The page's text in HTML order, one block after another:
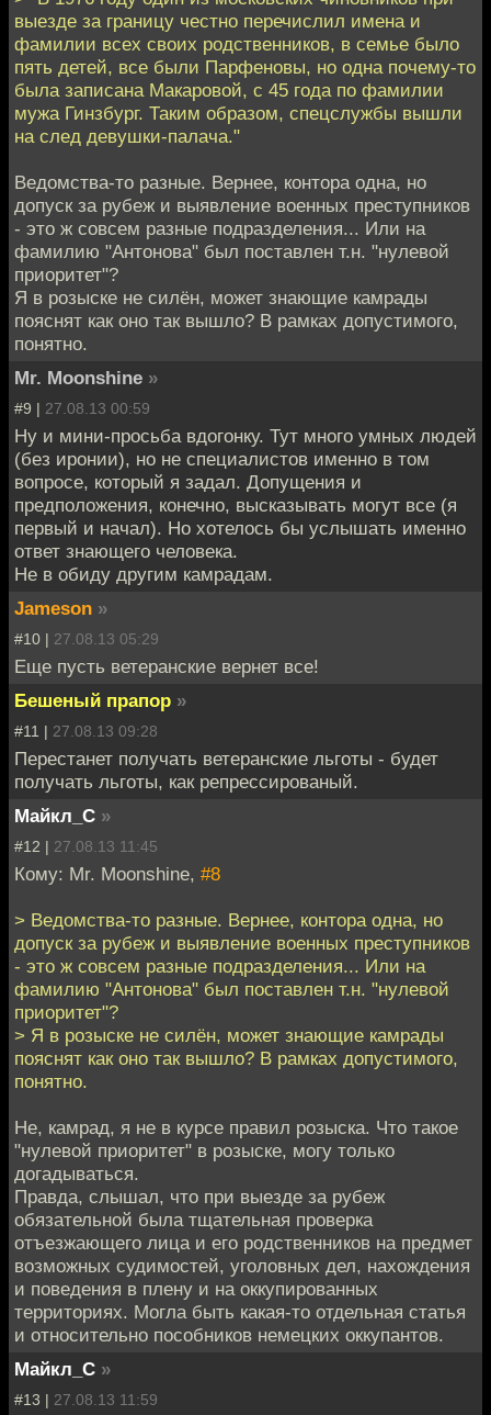
выезде за границу честно перечислил имена и
фамилии всех своих родственников, в семье было
пять детей, все были Парфеновы, но одна почему-то
была записана Макаровой, с 45 года по фамилии
мужа Гинзбург. Таким образом, спецслужбы вышли
на след девушки-палача."
Ведомства-то разные. Вернее, контора одна, но
допуск за рубеж и выявление военных преступников
- это ж совсем разные подразделения... Или на
фамилию "Антонова" был поставлен т.н. "нулевой
приоритет"?
Я в розыске не силён, может знающие камрады
пояснят как оно так вышло? В рамках допустимого,
понятно.
Mr. Moonshine »
#9 | 27.08.13 00:59
Ну и мини-просьба вдогонку. Тут много умных людей
(без иронии), но не специалистов именно в том
вопросе, который я задал. Допущения и
предположения, конечно, высказывать могут все (я
первый и начал). Но хотелось бы услышать именно
ответ знающего человека.
Не в обиду другим камрадам.
Jameson »
#10 | 27.08.13 05:29
Еще пусть ветеранские вернет все!
Бешеный прапор »
#11 | 27.08.13 09:28
Перестанет получать ветеранские льготы - будет
получать льготы, как репрессированый.
Майкл_С »
#12 | 27.08.13 11:45
Кому: Mr. Moonshine, #8
> Ведомства-то разные. Вернее, контора одна, но
допуск за рубеж и выявление военных преступников
- это ж совсем разные подразделения... Или на
фамилию "Антонова" был поставлен т.н. "нулевой
приоритет"?
> Я в розыске не силён, может знающие камрады
пояснят как оно так вышло? В рамках допустимого,
понятно.
Не, камрад, я не в курсе правил розыска. Что такое
"нулевой приоритет" в розыске, могу только
догадываться.
Правда, слышал, что при выезде за рубеж
обязательной была тщательная проверка
отъезжающего лица и его родственников на предмет
возможных судимостей, уголовных дел, нахождения
и поведения в плену и на оккупированных
территориях. Могла быть какая-то отдельная статья
и относительно пособников немецких оккупантов.
Майкл_С »
#13 | 27.08.13 11:59